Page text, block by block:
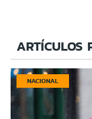
ARTÍCULOS
NACIONAL